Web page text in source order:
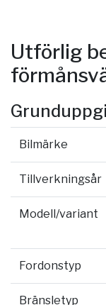
Utförlig
Bilmärke
Tillverkningsår
Modell/variant
Fordonstyp
Bränsletyp